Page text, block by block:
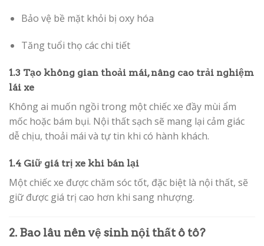
Bảo vệ bề mặt khỏi bị oxy hóa
Tăng tuổi thọ các chi tiết
1.3 Tạo không gian thoải mái, nâng cao trải nghiệm
lái xe
Không ai muốn ngồi trong một chiếc xe đầy mùi ẩm
mốc hoặc bám bụi. Nội thất sạch sẽ mang lại cảm giác
dễ chịu, thoải mái và tự tin khi có hành khách.
1.4 Giữ giá trị xe khi bán lại
Một chiếc xe được chăm sóc tốt, đặc biệt là nội thất, sẽ
giữ được giá trị cao hơn khi sang nhượng.
2. Bao lâu nên vệ sinh nội thất ô tô?